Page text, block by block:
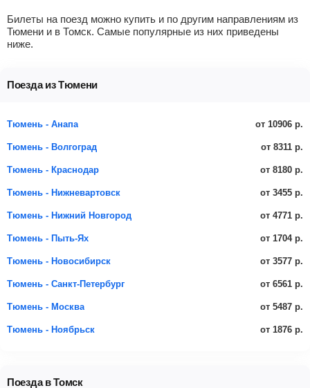
Билеты на поезд можно купить и по другим направлениям из
Тюмени и в Томск. Самые популярные из них приведены
ниже.
Поезда из Тюмени
Тюмень - Анапа от 10906 р.
Тюмень - Волгоград от 8311 р.
Тюмень - Краснодар от 8180 р.
Тюмень - Нижневартовск от 3455 р.
Тюмень - Нижний Новгород от 4771 р.
Тюмень - Пыть-Ях от 1704 р.
Тюмень - Новосибирск от 3577 р.
Тюмень - Санкт-Петербург от 6561 р.
Тюмень - Москва от 5487 р.
Тюмень - Ноябрьск от 1876 р.
Поезда в Томск